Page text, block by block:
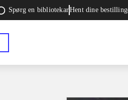
Spørg en bibliotekarHent dine